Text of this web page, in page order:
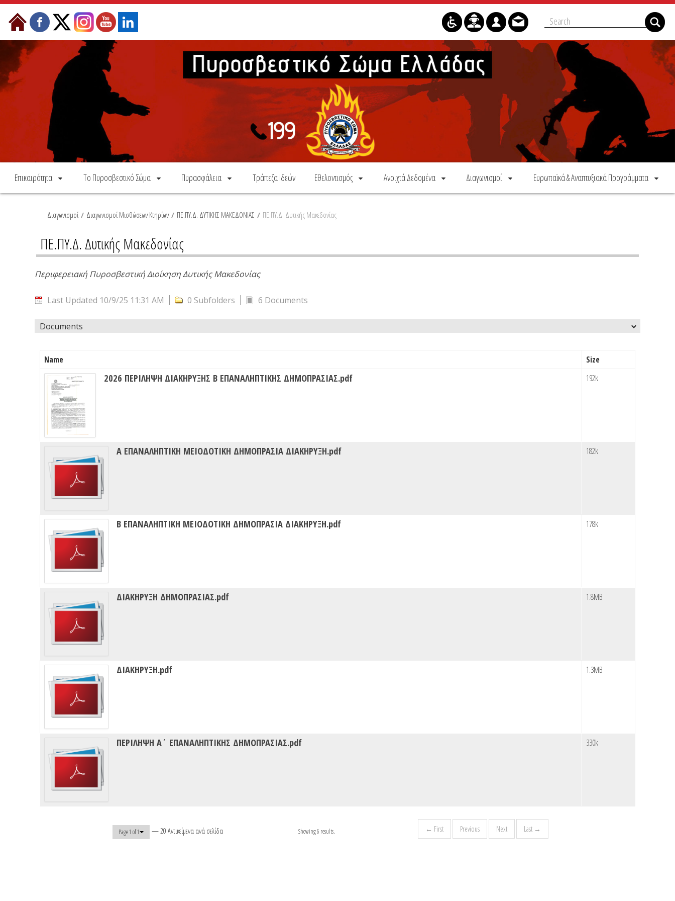
Skip to Content
Επικαιρότητα Το Πυροσβεστικό Σώμα Πυρασφάλεια Τράπεζα Ιδεών Εθελοντισμός Ανοιχτά Δεδομένα Διαγωνισμοί Ευρωπαϊκά & Αναπτυξιακά Προγράμματα
Διαγωνισμοί / Διαγωνισμοί Μισθώσεων Κτηρίων / ΠΕ.ΠΥ.Δ. ΔΥΤΙΚΗΣ ΜΑΚΕΔΟΝΙΑΣ / ΠΕ.ΠΥ.Δ. Δυτικής Μακεδονίας
ΠΕ.ΠΥ.Δ. Δυτικής Μακεδονίας
Περιφερειακή Πυροσβεστική Διοίκηση Δυτικής Μακεδονίας
Last Updated 10/9/25 11:31 AM 0 Subfolders 6 Documents
Documents
Name Size
2026 ΠΕΡΙΛΗΨΗ ΔΙΑΚΗΡΥΞΗΣ Β ΕΠΑΝΑΛΗΠΤΙΚΗΣ ΔΗΜΟΠΡΑΣΙΑΣ.pdf 192k
Α ΕΠΑΝΑΛΗΠΤΙΚΗ ΜΕΙΟΔΟΤΙΚΗ ΔΗΜΟΠΡΑΣΙΑ ΔΙΑΚΗΡΥΞΗ.pdf 182k
Β ΕΠΑΝΑΛΗΠΤΙΚΗ ΜΕΙΟΔΟΤΙΚΗ ΔΗΜΟΠΡΑΣΙΑ ΔΙΑΚΗΡΥΞΗ.pdf 178k
ΔΙΑΚΗΡΥΞΗ ΔΗΜΟΠΡΑΣΙΑΣ.pdf 1.8MB
ΔΙΑΚΗΡΥΞΗ.pdf 1.3MB
ΠΕΡΙΛΗΨΗ Α΄ ΕΠΑΝΑΛΗΠΤΙΚΗΣ ΔΗΜΟΠΡΑΣΙΑΣ.pdf 330k
Page 1 of 1 — 20 Αντικείμενα ανά σελίδα Showing 6 results. ← First Previous Next Last →